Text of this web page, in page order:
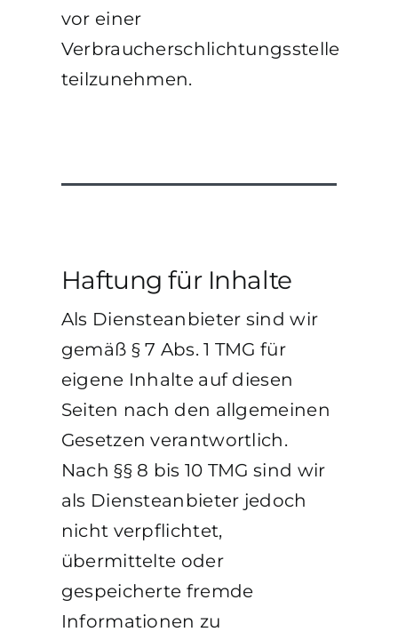
vor einer
Verbraucherschlichtungsstelle
teilzunehmen.
Haftung für Inhalte
Als Diensteanbieter sind wir
gemäß § 7 Abs. 1 TMG für
eigene Inhalte auf diesen
Seiten nach den allgemeinen
Gesetzen verantwortlich.
Nach §§ 8 bis 10 TMG sind wir
als Diensteanbieter jedoch
nicht verpflichtet,
übermittelte oder
gespeicherte fremde
Informationen zu